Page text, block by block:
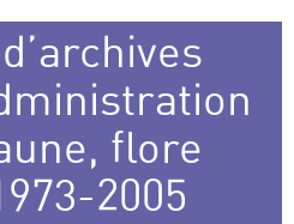
flore
2005